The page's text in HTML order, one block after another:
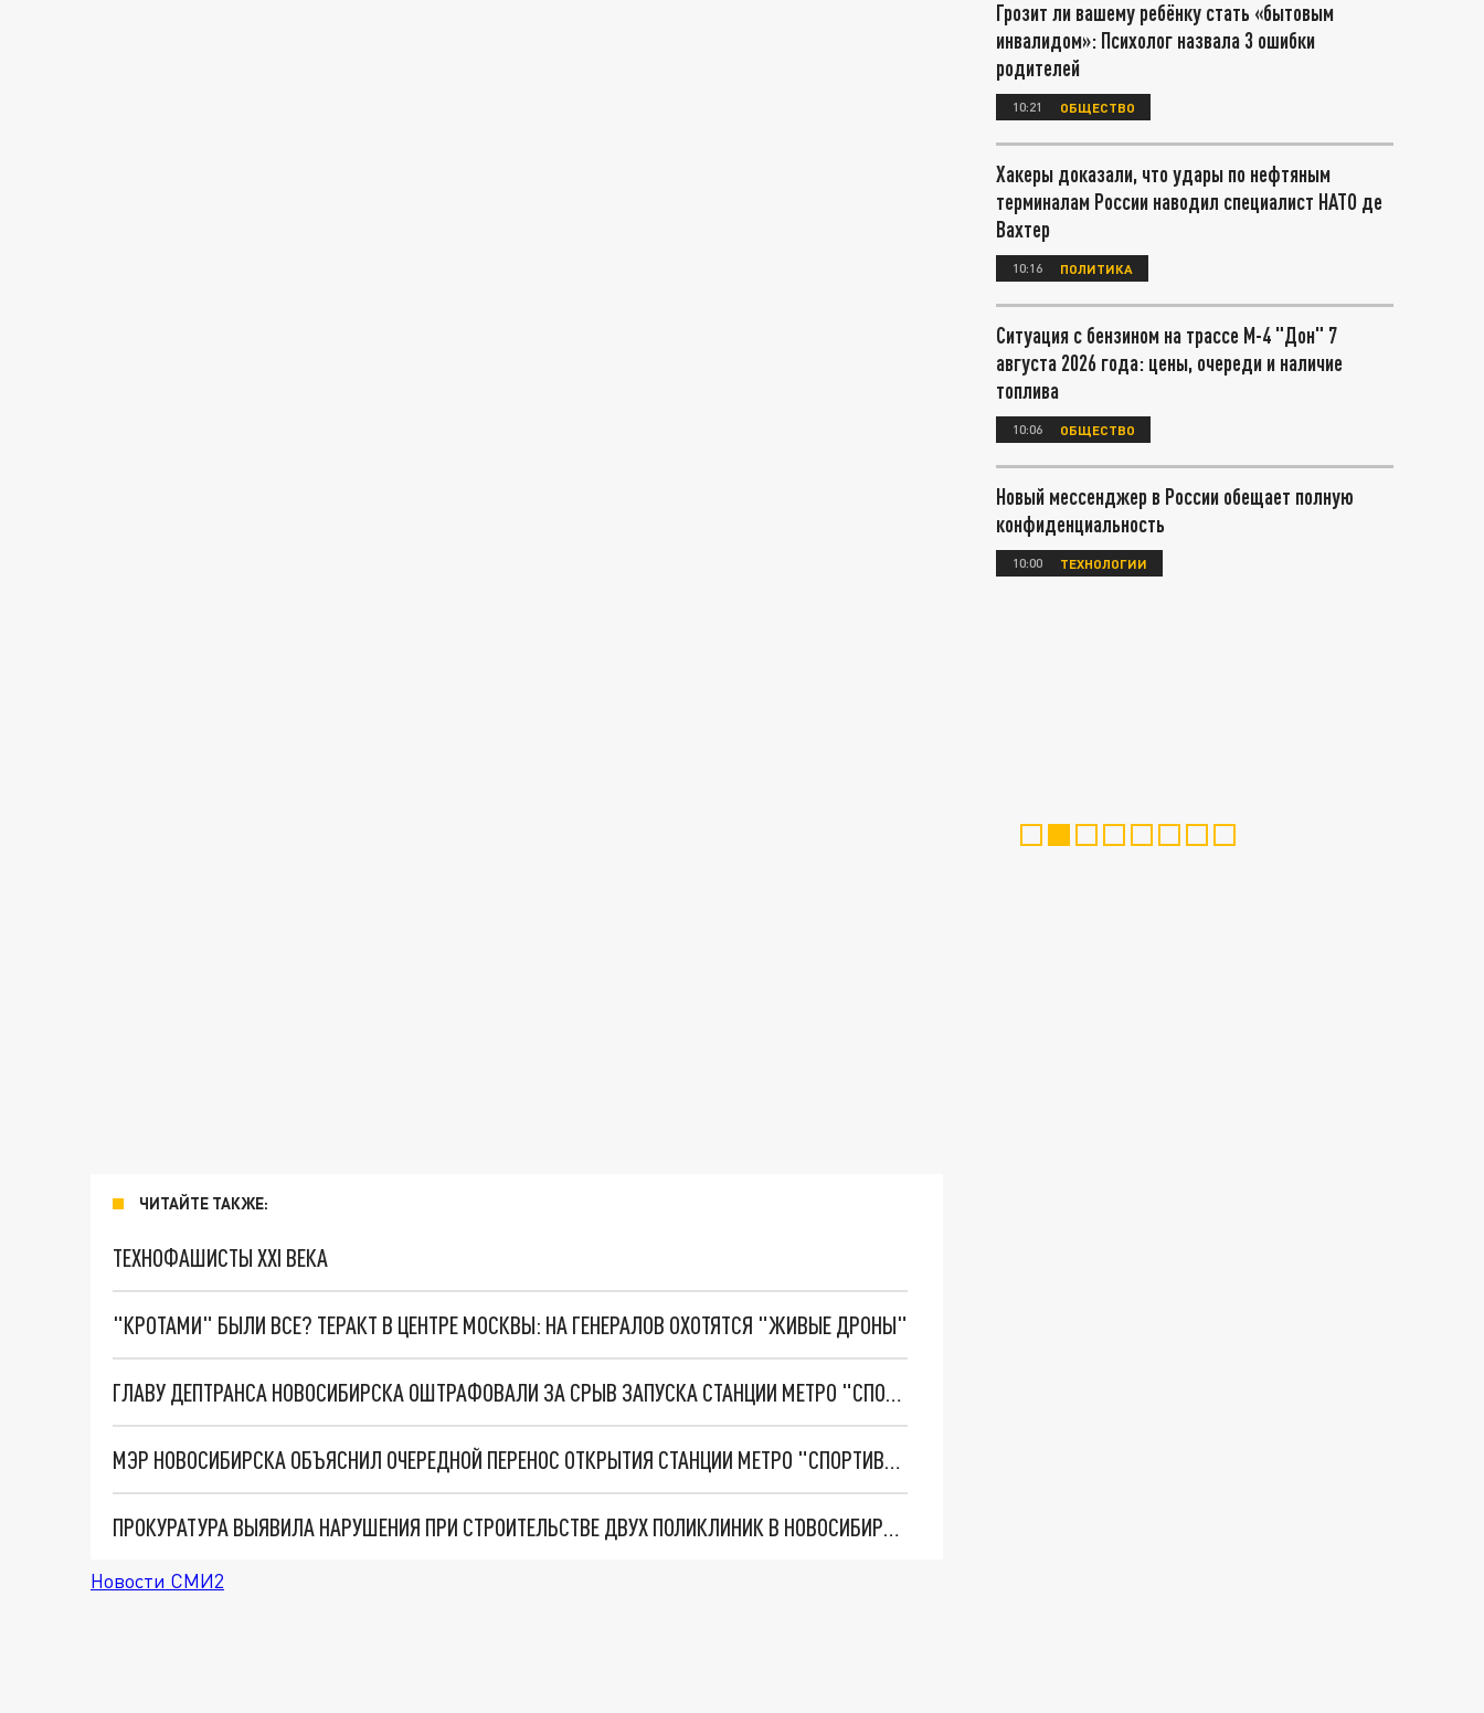
ЧИТАЙТЕ ТАКЖЕ:
ТЕХНОФАШИСТЫ XXI ВЕКА
"КРОТАМИ" БЫЛИ ВСЕ? ТЕРАКТ В ЦЕНТРЕ МОСКВЫ: НА ГЕНЕРАЛОВ ОХОТЯТСЯ "ЖИВЫЕ ДРОНЫ"
ГЛАВУ ДЕПТРАНСА НОВОСИБИРСКА ОШТРАФОВАЛИ ЗА СРЫВ ЗАПУСКА СТАНЦИИ МЕТРО "СПОРТИВНАЯ"
МЭР НОВОСИБИРСКА ОБЪЯСНИЛ ОЧЕРЕДНОЙ ПЕРЕНОС ОТКРЫТИЯ СТАНЦИИ МЕТРО "СПОРТИВНАЯ"
ПРОКУРАТУРА ВЫЯВИЛА НАРУШЕНИЯ ПРИ СТРОИТЕЛЬСТВЕ ДВУХ ПОЛИКЛИНИК В НОВОСИБИРСКЕ
Новости СМИ2
Грозит ли вашему ребёнку стать «бытовым
инвалидом»: Психолог назвала 3 ошибки
родителей
10:21 ОБЩЕСТВО
Хакеры доказали, что удары по нефтяным
терминалам России наводил специалист НАТО де
Вахтер
10:16 ПОЛИТИКА
Ситуация с бензином на трассе М-4 "Дон" 7
августа 2026 года: цены, очереди и наличие
топлива
10:06 ОБЩЕСТВО
Новый мессенджер в России обещает полную
конфиденциальность
10:00 ТЕХНОЛОГИИ